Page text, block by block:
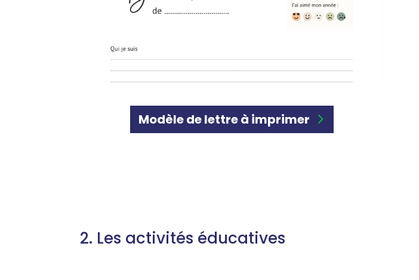
Modèle de lettre à imprimer
2. Les activités éducatives